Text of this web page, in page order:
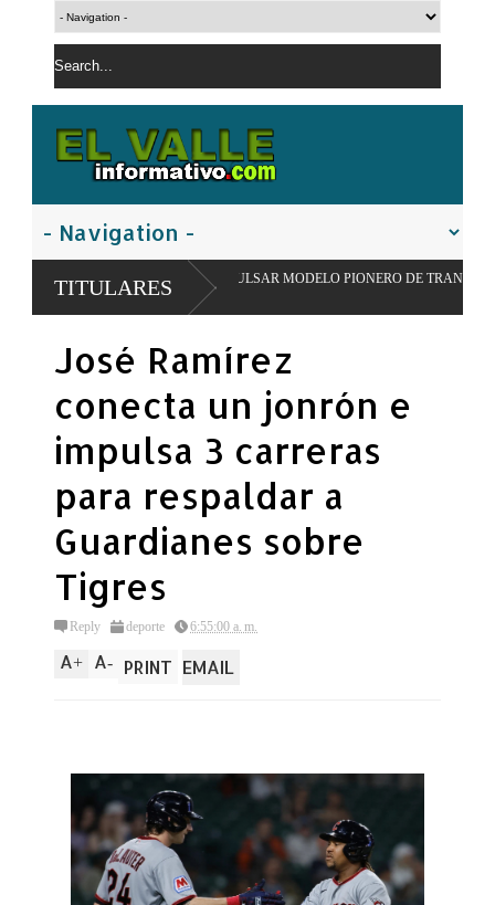
TITULARES
PARA IMPULSAR MODELO PIONERO DE TRANSFORMACIÓN
José Ramírez
conecta un jonrón e
impulsa 3 carreras
para respaldar a
Guardianes sobre
Tigres
Reply deporte 6:55:00 a. m.
A+ A- PRINT EMAIL